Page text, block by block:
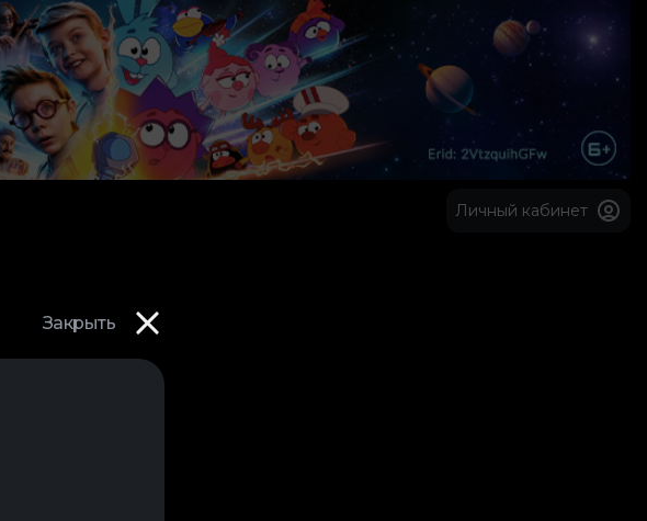
Закрыть
Личный кабинет